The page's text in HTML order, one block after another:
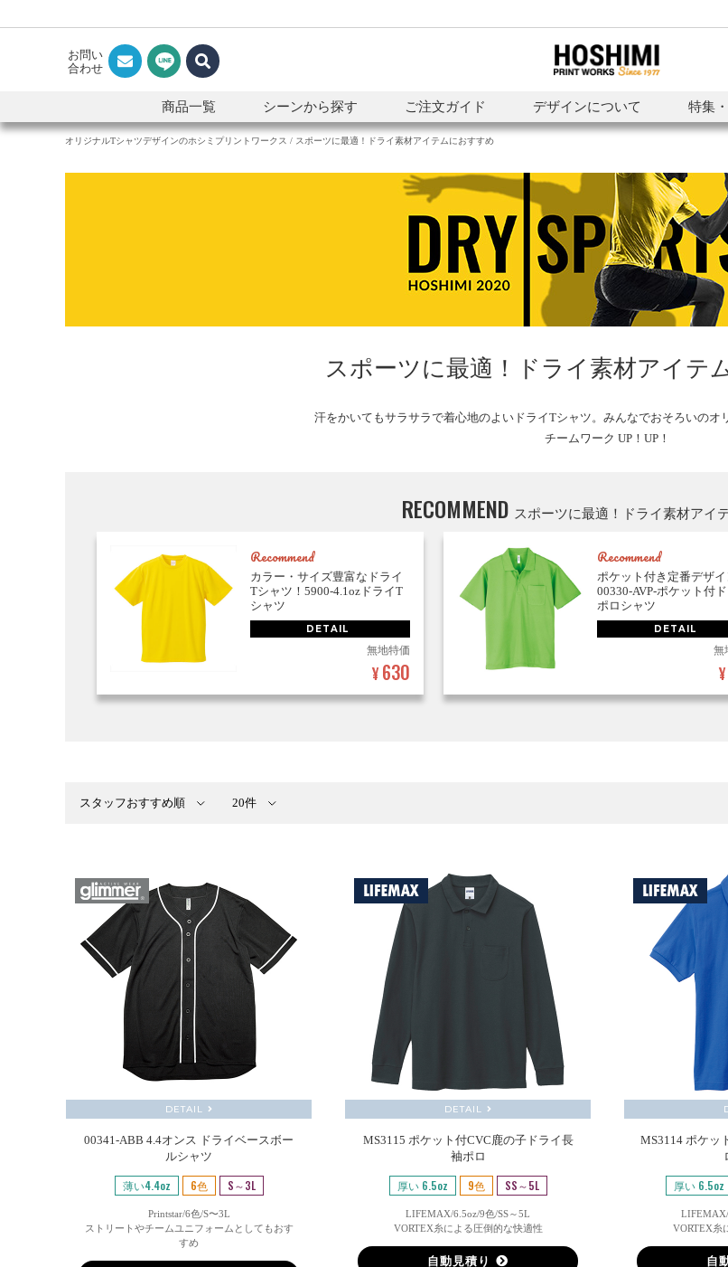
お問い
合わせ
商品一覧 シーンから探す ご注文ガイド デザインについて 特集
オリジナルTシャツデザインのホシミプリントワークス スポーツに最適！ドライ素材アイテムにおすすめ
スポーツに最適！ドライ素材アイテ
汗をかいてもサラサラで着心地のよいドライTシャツ。みんなでおそろいのオ
チームワーク UP！UP！
RECOMMEND スポーツに最適！ドライ素材アイ
Recommend
カラー・サイズ豊富なドライ
Tシャツ！5900-4.1ozドライT
シャツ
DETAIL
無地特価
¥ 630
Recommend
ポケット付き定番デザイ
00330-AVP-ポケット付
ポロシャツ
DETAIL
無
¥
DETAIL
00341-ABB 4.4オンス ドライベースボー
ルシャツ
薄い4.4oz 6色 S～3L
Printstar/6色/S〜3L
ストリートやチームユニフォームとしてもおす
すめ
DETAIL
MS3115 ポケット付CVC鹿の子ドライ長
袖ポロ
厚い 6.5oz 9色 SS～5L
LIFEMAX/6.5oz/9色/SS～5L
VORTEX糸による圧倒的な快適性
自動見積り
MS3114 ポケッ
厚い 6.5oz
VORTEX糸
自